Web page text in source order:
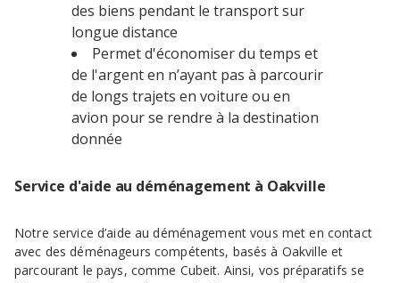
des biens pendant le transport sur
longue distance
Permet d'économiser du temps et
de l'argent en n’ayant pas à parcourir
de longs trajets en voiture ou en
avion pour se rendre à la destination
donnée
Service d'aide au déménagement à Oakville
Notre service d’aide au déménagement vous met en contact
avec des déménageurs compétents, basés à Oakville et
parcourant le pays, comme Cubeit. Ainsi, vos préparatifs se